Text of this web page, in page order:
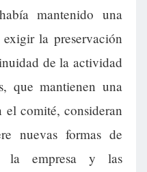
mantenido una
la preservación
de la actividad
que mantienen una
el comité, consideran
nuevas formas de
la empresa y las